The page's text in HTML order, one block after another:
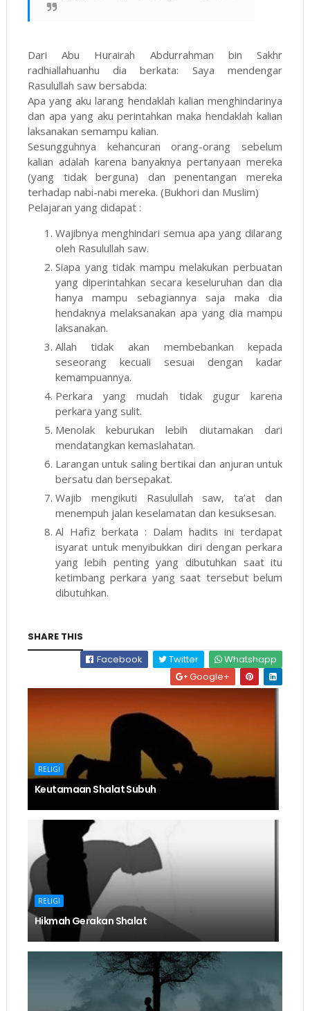
Dari Abu Hurairah Abdurrahman bin Sakhr
radhiallahuanhu dia berkata: Saya mendengar
Rasulullah saw bersabda:
Apa yang aku larang hendaklah kalian menghindarinya
dan apa yang aku perintahkan maka hendaklah kalian
laksanakan semampu kalian.
Sesungguhnya kehancuran orang-orang sebelum
kalian adalah karena banyaknya pertanyaan mereka
(yang tidak berguna) dan penentangan mereka
terhadap nabi-nabi mereka. (Bukhori dan Muslim)
Pelajaran yang didapat :
Wajibnya menghindari semua apa yang dilarang
oleh Rasulullah saw.
Siapa yang tidak mampu melakukan perbuatan
yang diperintahkan secara keseluruhan dan dia
hanya mampu sebagiannya saja maka dia
hendaknya melaksanakan apa yang dia mampu
laksanakan.
Allah tidak akan membebankan kepada
seseorang kecuali sesuai dengan kadar
kemampuannya.
Perkara yang mudah tidak gugur karena
perkara yang sulit.
Menolak keburukan lebih diutamakan dari
mendatangkan kemaslahatan.
Larangan untuk saling bertikai dan anjuran untuk
bersatu dan bersepakat.
Wajib mengikuti Rasulullah saw, ta’at dan
menempuh jalan keselamatan dan kesuksesan.
Al Hafiz berkata : Dalam hadits ini terdapat
isyarat untuk menyibukkan diri dengan perkara
yang lebih penting yang dibutuhkan saat itu
ketimbang perkara yang saat tersebut belum
dibutuhkan.
SHARE THIS
Facebook
Twitter
Whatshapp
Google+
RELIGI
Keutamaan Shalat Subuh
RELIGI
Hikmah Gerakan Shalat